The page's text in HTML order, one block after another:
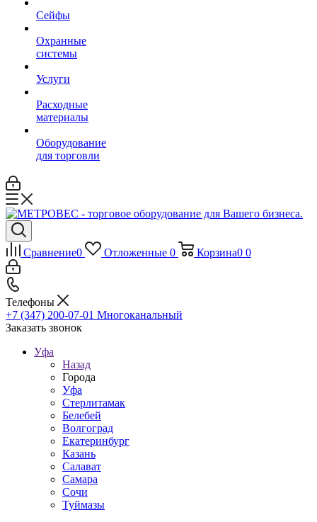
Сейфы
Охранные
системы
Услуги
Расходные
материалы
Оборудование
для торговли
Сравнение0 Отложенные 0 Корзина0 0
Телефоны
+7 (347) 200-07-01 Многоканальный
Заказать звонок
Уфа
Назад
Города
Уфа
Стерлитамак
Белебей
Волгоград
Екатеринбург
Казань
Салават
Самара
Сочи
Туймазы